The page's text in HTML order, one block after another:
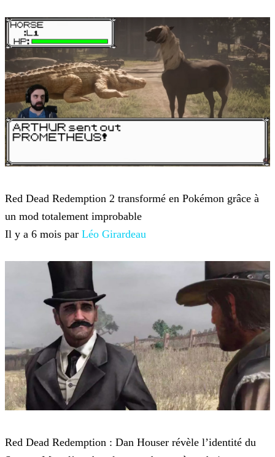
Red Dead Redemption 2 transformé en Pokémon grâce à
un mod totalement improbable
Il y a 6 mois par Léo Girardeau
Red Dead Redemption : Dan Houser révèle l’identité du